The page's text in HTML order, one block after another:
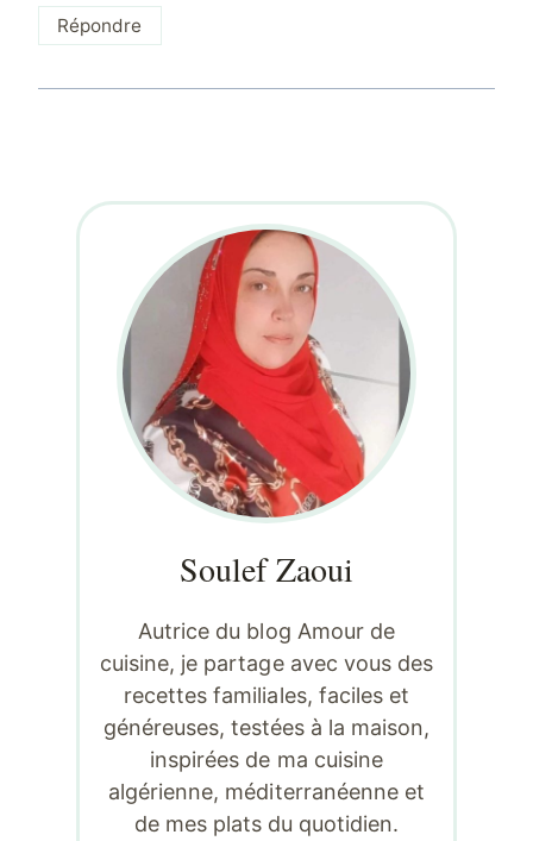
Répondre
Soulef Zaoui
Autrice du blog Amour de
cuisine, je partage avec vous des
recettes familiales, faciles et
généreuses, testées à la maison,
inspirées de ma cuisine
algérienne, méditerranéenne et
de mes plats du quotidien.